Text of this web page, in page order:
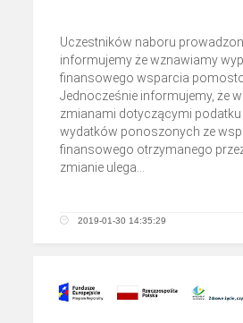
Uczestników naboru
informujemy że wznawiamy
finansowego wsparcia
Jednocześnie informujemy, że
zmianami dotyczącymi podatku
wydatków ponoszonych ze
finansowego otrzymanego
zmianie ulega...
2019-01-30 14:35:29